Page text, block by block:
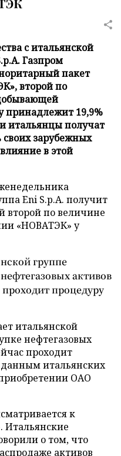
с итальянской
Газпром
пакет
второй по
принадлежит 19,9%
итальянцы получат
своих зарубежных
в этой
Eni S.p.A. получит
второй по величине
«НОВАТЭК» у
группе
активов
процедуру
итальянской
нефтегазовых
проходит
данным итальянских
ОАО
к
о том, что
активов